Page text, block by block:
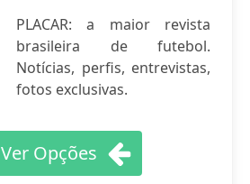
PLACAR: a maior revista
brasileira de futebol.
Notícias, perfis, entrevistas,
fotos exclusivas.
Ver Opções